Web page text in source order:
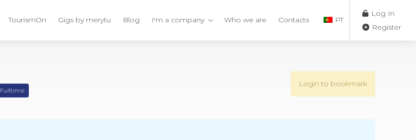
TourismOn Gigs by merytu Blog I'm a company Who we are Contacts PT
Log In
Register
Fulltime
Login to bookmark